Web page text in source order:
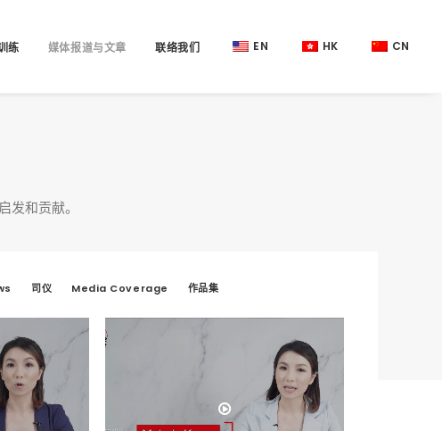
练 媒体报道与文章 联络我们 EN HK CN
和贡献。
司仪 Media Coverage 作品集